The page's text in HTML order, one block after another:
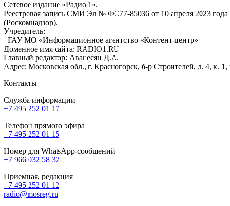
Сетевое издание «Радио 1».
Реестровая запись СМИ Эл № ФС77-85036 от 10 апреля 2023
(Роскомнадзор).
Учредитель:
ГАУ МО «Информационное агентство «Контент-центр»
Доменное имя сайта: RADIO1.RU
Главный редактор: Аванесян Д.А.
Адрес: Московская обл., г. Красногорск, б-р Строителей, д. 4, к.
Контакты
Служба информации
+7 495 252 01 17
Телефон прямого эфира
+7 495 252 01 15
Номер для WhatsApp-сообщений
+7 966 032 58 32
Приемная, редакция
+7 495 252 01 12
radio@mosreg.ru